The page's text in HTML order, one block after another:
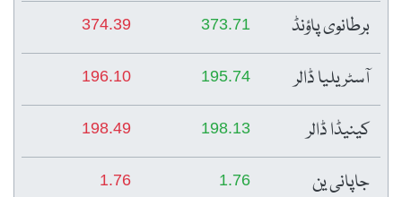
برطانوی پاؤنڈ 373.71
374.39
آسٹریلیا ڈالر 195.74
196.10
کینیڈا ڈالر 198.13
198.49
جاپانی ین 1.76
1.76